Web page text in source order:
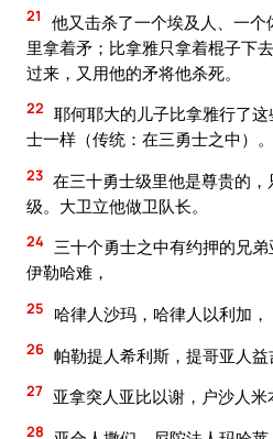
21
他又击杀了一个埃及人、一
里拿着矛；比拿雅只拿着棍子下
过来，又用他的矛将他杀死。
22 耶何耶大的儿子比拿雅行了
士一样（传统：在三勇士之中）。
23 在三十勇士级里他是尊贵的
级。大卫立他做卫队长。
24 三十个勇士之中有约押的兄
伊勒哈难，
25 哈律人沙玛，哈律人以利加，
26 帕勒提人希利斯，提哥亚人益
27 亚拿突人亚比以谢，户沙人米
28